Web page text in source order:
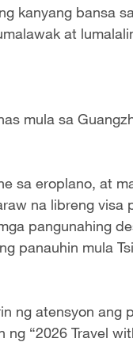
kanyang bansa
at
mula sa
sa eroplano, at
na libreng visa
pangunahing
panauhin mula
ng atensyon ang
“2026 Travel